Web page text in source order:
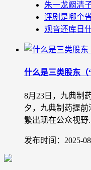
朱一龙阚清
评剧是哪个
观音还库日
什么是三类股东（
8月23日，九典制
夕，九典制药提
繁出现在公众视野
发布时间：2025-